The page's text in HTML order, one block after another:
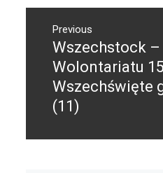
wpisuPrevious
Previous
post:
Wszechstock
Wolontariatu
Wszechświęte
(11)